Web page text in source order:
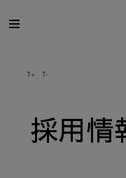
用
情
採用情